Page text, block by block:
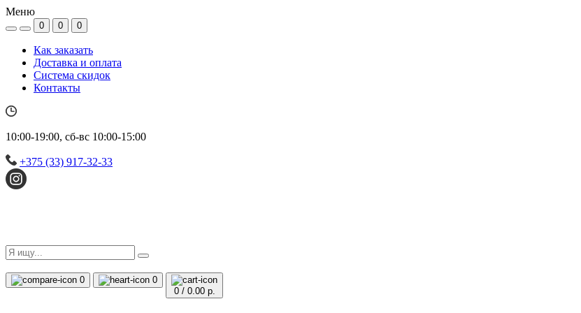
Меню
0 0 0
Как заказать
Доставка и оплата
Система скидок
Контакты
10:00-19:00, сб-вс 10:00-15:00
+375 (33) 917-32-33
0
0
0/ 0.00 р.